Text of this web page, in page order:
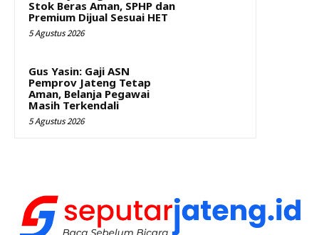
Stok Beras Aman, SPHP dan
Premium Dijual Sesuai HET
5 Agustus 2026
Gus Yasin: Gaji ASN
Pemprov Jateng Tetap
Aman, Belanja Pegawai
Masih Terkendali
5 Agustus 2026